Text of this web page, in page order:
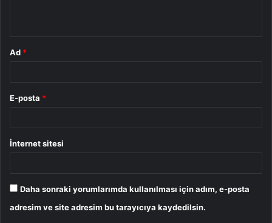
Ad *
E-posta *
İnternet sitesi
Daha sonraki yorumlarımda kullanılması için adım, e-posta
adresim ve site adresim bu tarayıcıya kaydedilsin.